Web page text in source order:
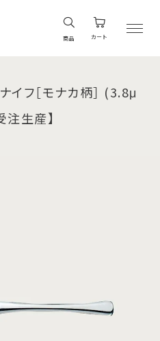
商品 カート
イフ［モナカ柄］ (3.8μ
注生産】